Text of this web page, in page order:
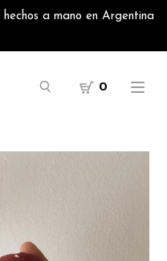
a mano en Argentina
0